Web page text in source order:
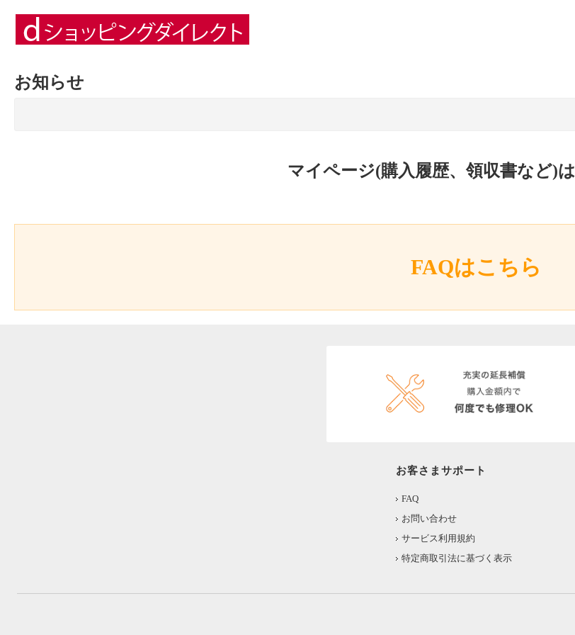
お知らせ
マイページ(購入履歴、領収書など)は
FAQはこちら
お客さまサポート
FAQ
お問い合わせ
サービス利用規約
特定商取引法に基づく表示